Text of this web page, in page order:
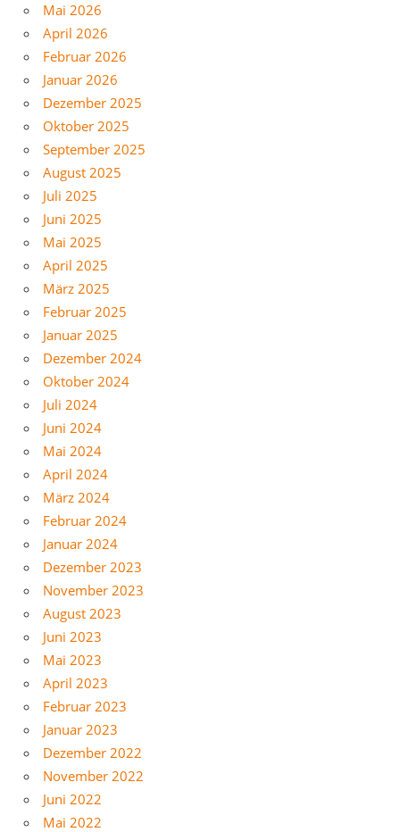
Mai 2026
April 2026
Februar 2026
Januar 2026
Dezember 2025
Oktober 2025
September 2025
August 2025
Juli 2025
Juni 2025
Mai 2025
April 2025
März 2025
Februar 2025
Januar 2025
Dezember 2024
Oktober 2024
Juli 2024
Juni 2024
Mai 2024
April 2024
März 2024
Februar 2024
Januar 2024
Dezember 2023
November 2023
August 2023
Juni 2023
Mai 2023
April 2023
Februar 2023
Januar 2023
Dezember 2022
November 2022
Juni 2022
Mai 2022